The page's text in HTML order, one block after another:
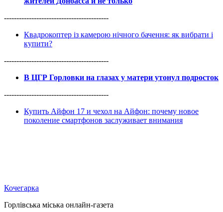
------------------------------------------
Квадрокоптер із камерою нічного бачення: як вибрати і
купити?
------------------------------------------
В ЦГР Горловки на глазах у матери утонул подросток
------------------------------------------
Купить Айфон 17 и чехол на Айфон: почему новое
поколение смартфонов заслуживает внимания
Кочегарка
Горлівська міська онлайн-газета